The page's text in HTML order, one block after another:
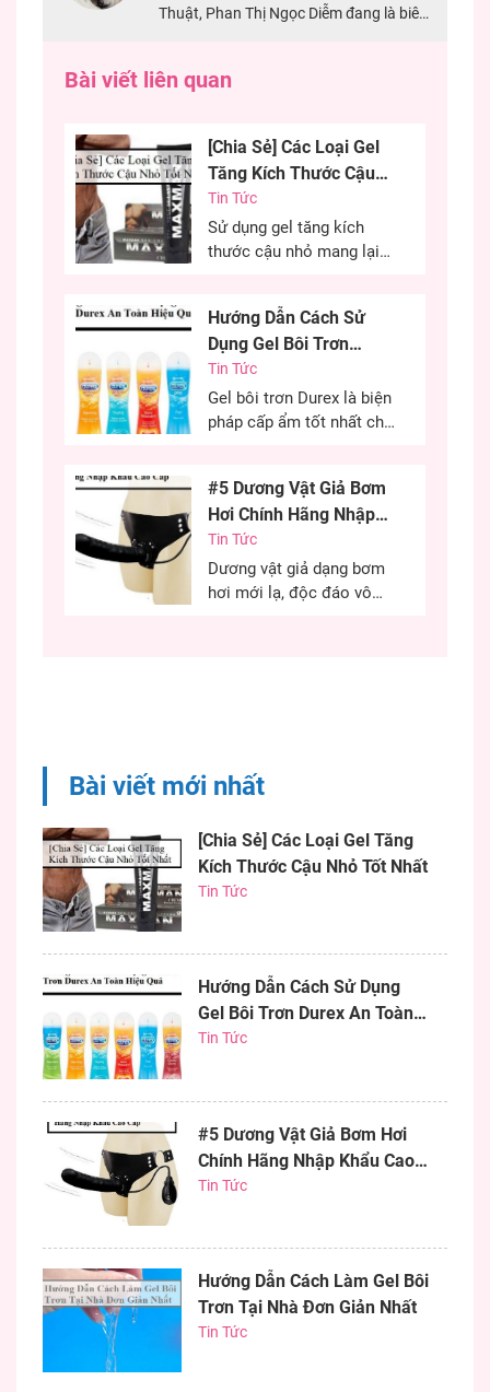
Thuật, Phan Thị Ngọc Diễm đang là biên
sextoy. Đảm bảo nội dung chính xác, an
Bài viết liên quan
[Chia Sẻ] Các Loại Gel
Tăng Kích Thước Cậu
Nhỏ Tốt Nhất
Tin Tức
Sử dụng gel tăng kích
thước cậu nhỏ mang lại
đến sự tự tin cho các
chàng trai. Đây là phương
pháp được nhiều anh em
lựa chọn nhằm cải thiện
kích thước cùng khả năng
Hướng Dẫn Cách Sử
Dụng Gel Bôi Trơn
Durex An Toàn Hiệu
Quả
Tin Tức
Gel bôi trơn Durex là biện
pháp cấp ẩm tốt nhất cho
cứu cánh cho những chị
em khô âm đạo có thể sử
dụng hiệu quả. Việc sử
dụng gel bôi trơn đúng
cách quyết định đến...
#5 Dương Vật Giả Bơm
Hơi Chính Hãng Nhập
Khẩu Cao Cấp
Tin Tức
Dương vật giả dạng bơm
hơi mới lạ, độc đáo vô
bơm...
Bài viết mới nhất
[Chia Sẻ] Các Loại Gel Tăng
Kích Thước Cậu Nhỏ Tốt Nhất
Tin Tức
Hướng Dẫn Cách Sử Dụng
Gel Bôi Trơn Durex An Toàn
Hiệu Quả
Tin Tức
#5 Dương Vật Giả Bơm Hơi
Chính Hãng Nhập Khẩu Cao
Cấp
Tin Tức
Hướng Dẫn Cách Làm Gel Bôi
Trơn Tại Nhà Đơn Giản Nhất
Tin Tức